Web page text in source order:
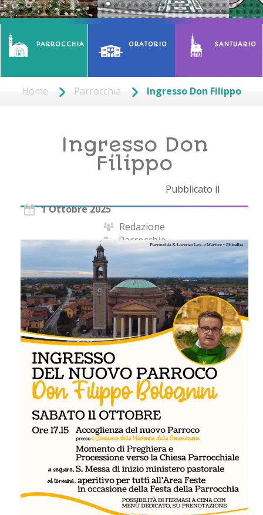
PARROCCHIA ORATORIO SANTUARIO
Home Parrocchia Ingresso Don Filippo
Ingresso Don
Filippo
Pubblicato il
1 Ottobre 2025
Redazione
Parrocchia